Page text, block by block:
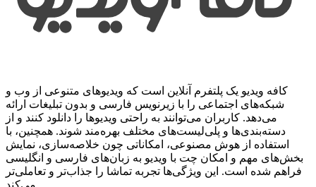
کافه ویدیو یک پلتفرم آنلاین است که ویدیوهای متنوعی از وب و
شبکه‌های اجتماعی را با زیرنویس فارسی و بدون تبلیغات ارائه
می‌دهد. کاربران می‌توانند به راحتی ویدیوها را دانلود کنند و از
دسته‌بندی‌ها و پلی‌لیست‌های مختلف بهره‌مند شوند. همچنین، با
استفاده از هوش مصنوعی، امکاناتی چون خلاصه‌سازی، نمایش
بخش‌های مهم و امکان چت با ویدیو به زبان‌های فارسی و انگلیسی
فراهم شده است. این ویژگی‌ها تجربه تماشا را جذاب‌تر و تعاملی‌تر